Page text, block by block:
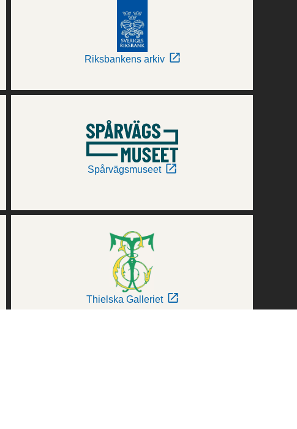
Riksbankens arkiv
Spårvägsmuseet
Thielska Galleriet